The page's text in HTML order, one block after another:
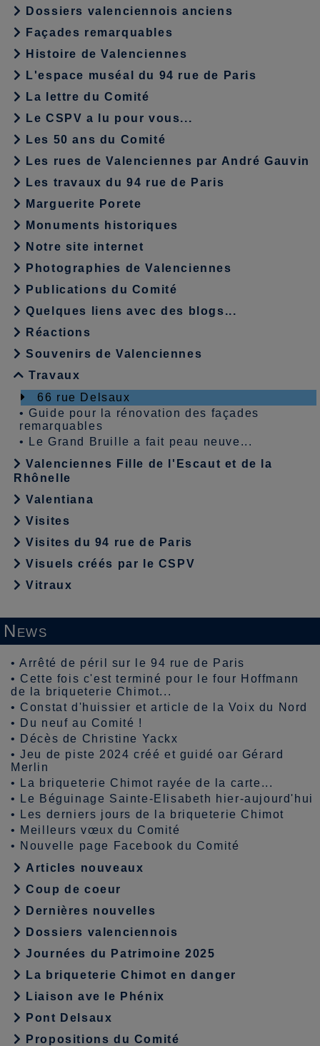
Dossiers valenciennois anciens
Façades remarquables
Histoire de Valenciennes
L'espace muséal du 94 rue de Paris
La lettre du Comité
Le CSPV a lu pour vous...
Les 50 ans du Comité
Les rues de Valenciennes par André Gauvin
Les travaux du 94 rue de Paris
Marguerite Porete
Monuments historiques
Notre site internet
Photographies de Valenciennes
Publications du Comité
Quelques liens avec des blogs...
Réactions
Souvenirs de Valenciennes
Travaux
66 rue Delsaux
• Guide pour la rénovation des façades
remarquables
•
Le Grand Bruille a fait peau neuve...
Valenciennes Fille de l'Escaut et de la
Rhônelle
Valentiana
Visites
Visites du 94 rue de Paris
Visuels créés par le CSPV
Vitraux
News
•Arrêté de péril sur le 94 rue de Paris
• Cette fois c'est terminé pour le four Hoffmann
de la briqueterie Chimot...
• Constat d'huissier et article de la Voix du Nord
•
Du neuf au Comité !
•
Décès de Christine Yackx
•Jeu de piste 2024 créé et guidé oar Gérard
Merlin
•
La briqueterie Chimot rayée de la carte...
•
Le Béguinage Sainte-Elisabeth hier-aujourd'hui
•
Les derniers jours de la briqueterie Chimot
• Meilleurs vœux du Comité
• Nouvelle page Facebook du Comité
Articles nouveaux
Coup de coeur
Dernières nouvelles
Dossiers valenciennois
Journées du Patrimoine 2025
La briqueterie Chimot en danger
Liaison ave le Phénix
Pont Delsaux
Propositions du Comité